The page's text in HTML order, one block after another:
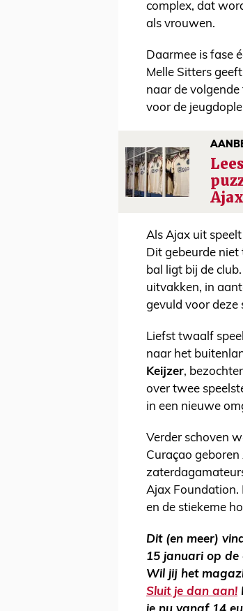
complex, dat
als vrouwen.
Daarmee is fase
Melle Sitters
naar de
voor de
Als Ajax uit
Dit gebeurde niet
bal ligt bij de
uitvakken, in
gevuld voor deze
Liefst twaalf
naar het
Keijzer,
over twee
in een nieuwe
Verder schoven
Curaçao
Ajax Foundation.
en de stiekeme
Dit (en meer)
15 januari op de
Wil jij het
Sluit je dan aan!